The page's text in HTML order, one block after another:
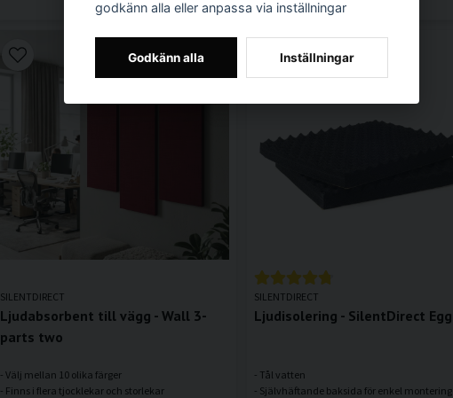
SILENTDIRECT
Ljudabsorbent till vägg - Wall 3-
parts two
- Välj mellan 10 olika färger
- Finns i flera tjocklekar och storlekar
SILENTDIRECT
Ljudisolering - SilentDirect Egg
- Tål vatten
- Självhäftande baksida för enkel montering
godkänn alla eller anpassa via inställningar
Godkänn alla Inställningar